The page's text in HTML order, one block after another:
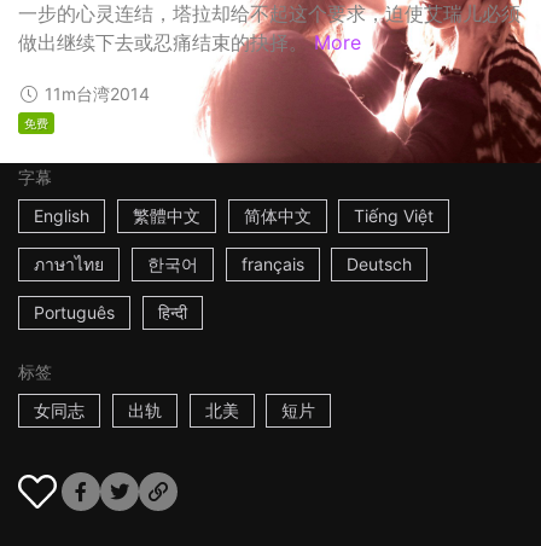
一步的心灵连结，塔拉却给不起这个要求，迫使艾瑞儿必须
做出继续下去或忍痛结束的抉择。 More
11m台湾2014
免费
字幕
English
繁體中文 简体中文 Tiếng Việt
ภาษาไทย 한국어 français Deutsch
Português हिन्दी
标签
女同志
出轨 北美 短片